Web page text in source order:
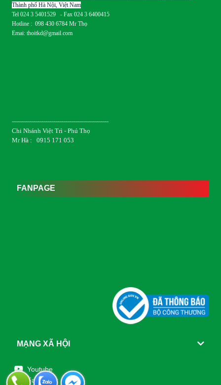
Thành phố Hà Nội, Việt Nam
Tel 024 3 5401529 - Fax 024 3 6400415
Hotline : 098 430 6784 Mr Thọ
Emai: thoitkd@gmail.com
-------------------------------------------------
Chi Nhánh Việt Trì - Phú Thọ
Mr Hà : 0915 171 053
FANPAGE
MẠNG XÃ HỘI
Youtube
Facebook